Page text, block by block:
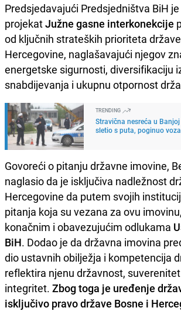
Predsjedavajući Predsjedništva BiH
projekatJužne gasne interkonekcije
od ključnih strateških prioriteta
Hercegovine, naglašavajući njegov
energetske sigurnosti, diversifikaciju
snabdijevanja i ukupnu otpornost
TRENDING
Stravična nesreća u
sletio s puta, poginuo
Govoreći o pitanju državne imovine,
naglasio da je isključiva nadležnost
Hercegovine da putem svojih
pitanja koja su vezana za ovu
konačnim i obavezujućim odlukama
BiH. Dodao je da državna imovina
dio ustavnih obilježja i kompetencija
reflektira njenu državnost,
integritet. Zbog toga je uređenje
isključivo pravo države Bosne i